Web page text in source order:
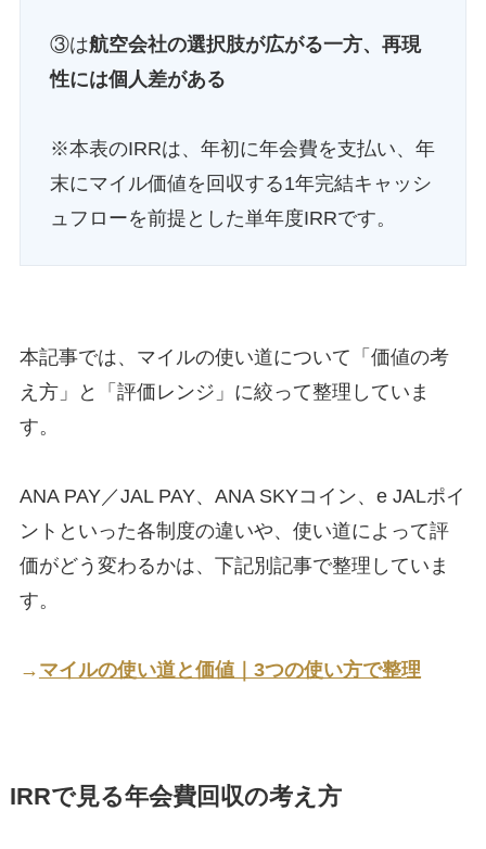
③は航空会社の選択肢が広がる一方、再現
性には個人差がある
※本表のIRRは、年初に年会費を支払い、年
末にマイル価値を回収する1年完結キャッシ
ュフローを前提とした単年度IRRです。
本記事では、マイルの使い道について「価値の考
え方」と「評価レンジ」に絞って整理していま
す。
ANA PAY／JAL PAY、ANA SKYコイン、e JALポイ
ントといった各制度の違いや、使い道によって評
価がどう変わるかは、下記別記事で整理していま
す。
→ マイルの使い道と価値｜3つの使い方で整理
IRRで見る年会費回収の考え方